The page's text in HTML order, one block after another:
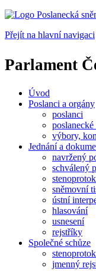
Přejít na hlavní navigaci
Parlament
Úvod
Poslanci a orgány
poslanci
výbory,
Jednání a
navržený
schválený
sněmovní
ústní
hlasování
usnesení
rejstříky
Společné schůze
jmenný